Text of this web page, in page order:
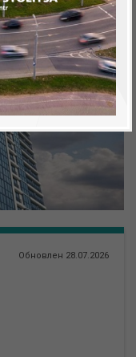
Обновлен 28.07.2026